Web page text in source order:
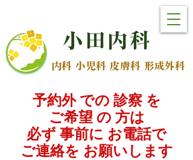
小 田 内科
内科 小児科 皮膚科 形成外科
予約外 での 診察 を
ご希望 の 方は
必ず 事前に お電話で
​ご連絡を お願いします